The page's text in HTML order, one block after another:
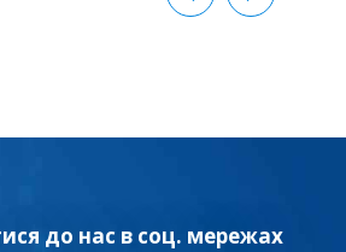
до нас в соц. мережах